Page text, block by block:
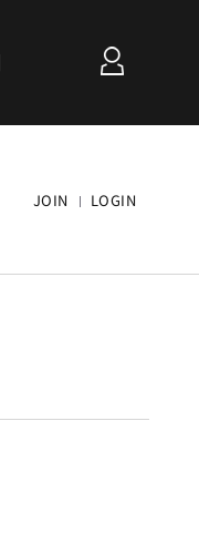
JOIN LOGIN